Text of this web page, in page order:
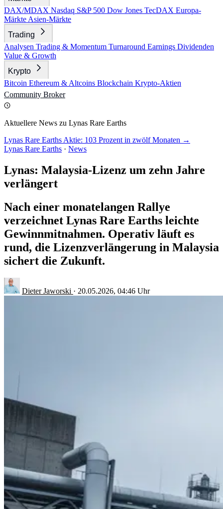
DAX/MDAX Nasdaq S&P 500 Dow Jones TecDAX Europa-
Märkte Asien-Märkte
Trading
Analysen Trading & Momentum Turnaround Earnings Dividenden
Value & Growth
Krypto
Bitcoin Ethereum & Altcoins Blockchain Krypto-Aktien
Community Broker
Aktuellere News zu Lynas Rare Earths
Lynas Rare Earths Aktie: 103 Prozent in zwölf Monaten →
Lynas Rare Earths · News
Lynas: Malaysia-Lizenz um zehn Jahre
verlängert
Nach einer monatelangen Rallye
verzeichnet Lynas Rare Earths leichte
Gewinnmitnahmen. Operativ läuft es
rund, die Lizenzverlängerung in Malaysia
sichert die Zukunft.
Dieter Jaworski · 20.05.2026, 04:46 Uhr